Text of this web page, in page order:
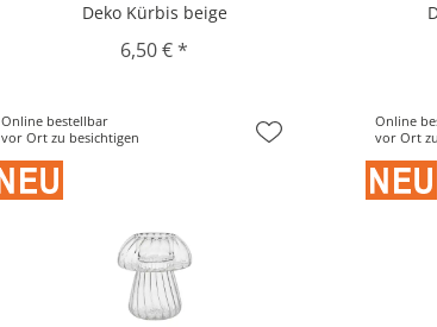
Deko Kürbis beige
6,50 € *
Online bestellbar
vor Ort zu besichtigen
Online
vor Ort